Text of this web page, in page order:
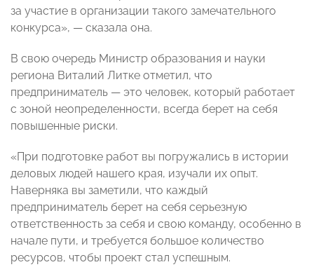
за участие в организации такого замечательного
конкурса», — сказала она.
В свою очередь Министр образования и науки
региона Виталий Литке отметил, что
предприниматель — это человек, который работает
с зоной неопределенности, всегда берет на себя
повышенные риски.
«При подготовке работ вы погружались в истории
деловых людей нашего края, изучали их опыт.
Наверняка вы заметили, что каждый
предприниматель берет на себя серьезную
ответственность за себя и свою команду, особенно в
начале пути, и требуется большое количество
ресурсов, чтобы проект стал успешным.